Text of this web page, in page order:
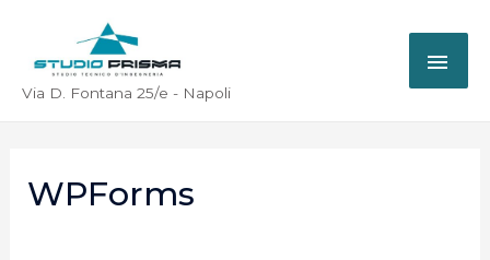
Via D. Fontana 25/e - Napoli
WPForms